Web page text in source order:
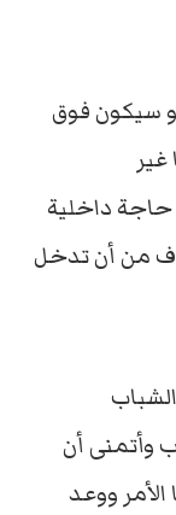
سيكون فوق
غير
داخلية
من أن تدخل
وأتمنى أن
الأمر ووعد